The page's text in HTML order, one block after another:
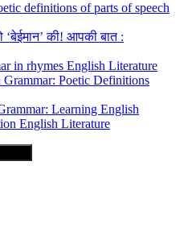
definitions of parts of speech
‘बेईमान’ की! आपकी बात :
in rhymes English Literature
Grammar: Poetic Definitions
Learning English
English Literature